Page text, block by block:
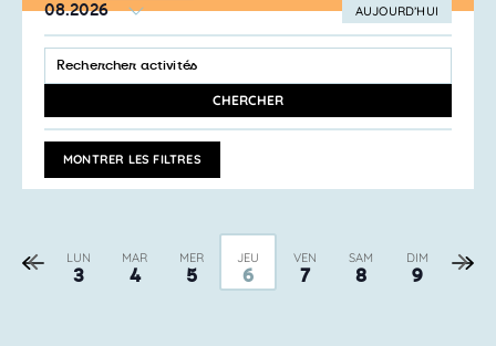
AUJOURD’HUI
08.2026
LA
DATE
Recherche
et
de
vues
Activités
SAISIR
MOT-
ACTIVITÉS
MOT-
CLÉ.
CHERCHER
MONTRER LES FILTRES
Semaine
précédente
LUN
3
MAR
4
MER
5
JEU
6
VEN
7
SAM
8
DIM
9